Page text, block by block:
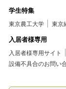
学生特集
東京農工大学 東京
入居者様専用
入居者様専用サイト
設備不具合のお問い